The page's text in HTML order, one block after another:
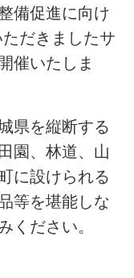
備促進に向け
だきましたサ
催いたしま
県を縦断する
園、林道、山
に設けられる
等を堪能しな
ください。